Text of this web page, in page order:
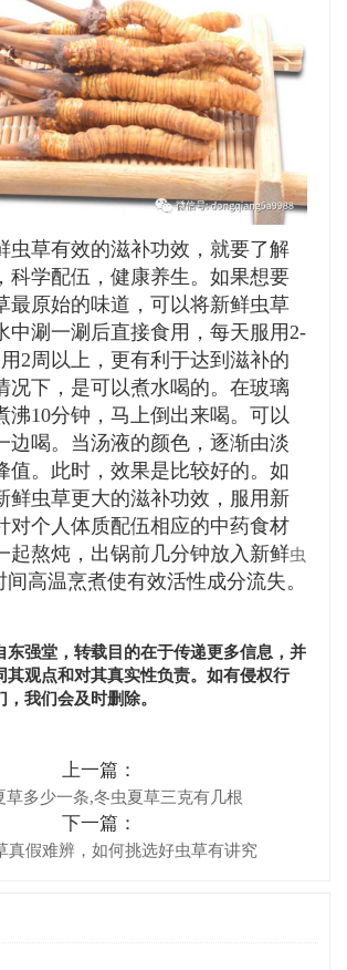
虫草有效的滋补功效，就要了解
科学配伍，健康养生。如果想要
最原始的味道，可以将新鲜虫草
中涮一涮后直接食用，每天服用2-
2周以上，更有利于达到滋补的
况下，是可以煮水喝的。在玻璃
沸10分钟，马上倒出来喝。可以
边喝。当汤液的颜色，逐渐由淡
值。此时，效果是比较好的。如
鲜虫草更大的滋补功效，服用新
对个人体质配伍相应的中药食材
起熬炖，出锅前几分钟放入新鲜虫
间高温烹煮使有效活性成分流失。
东强堂，转载目的在于传递更多信息，并
其观点和对其真实性负责。如有侵权行
我们会及时删除。
上一篇：
草多少一条,冬虫夏草三克有几根
下一篇：
真假难辨，如何挑选好虫草有讲究